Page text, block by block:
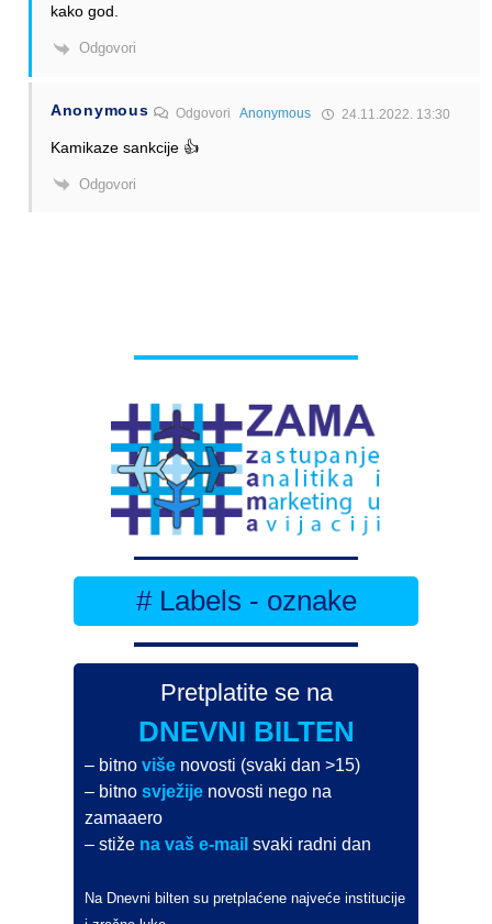
kako god.
Odgovori
Anonymous OdgovoriAnonymous 24.11.2022. 13:30
Kamikaze sankcije 👍
Odgovori
# Labels - oznake
Pretplatite se na
DNEVNI BILTEN
– bitnoviše novosti (svaki dan >15)
– bitnosvježije novosti nego na
zamaaero
– stiže na vaš e-mail svaki radni dan
Na Dnevni bilten su pretplaćene najveće institucije